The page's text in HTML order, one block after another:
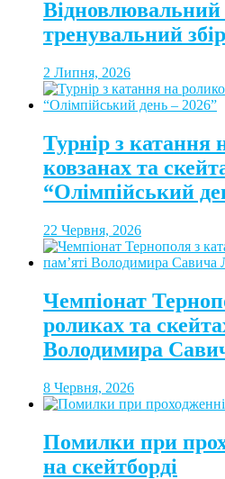
тренувальний
2 Липня, 2026
Турнір з катання
ковзанах та
“Олімпійський
22 Червня, 2026
Чемпіонат
роликах та
Володимира
8 Червня, 2026
Помилки при
на скейтборді